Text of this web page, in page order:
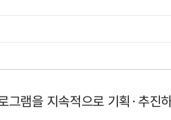
램을 지속적으로 기획·추